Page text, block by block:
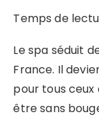
Temps de
Le spa séduit
France. Il
pour tous ceux
être sans